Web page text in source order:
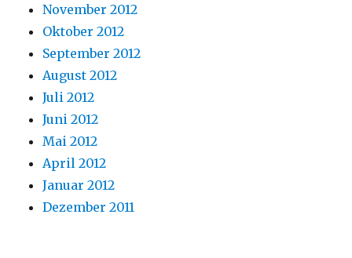
November 2012
Oktober 2012
September 2012
August 2012
Juli 2012
Juni 2012
Mai 2012
April 2012
Januar 2012
Dezember 2011